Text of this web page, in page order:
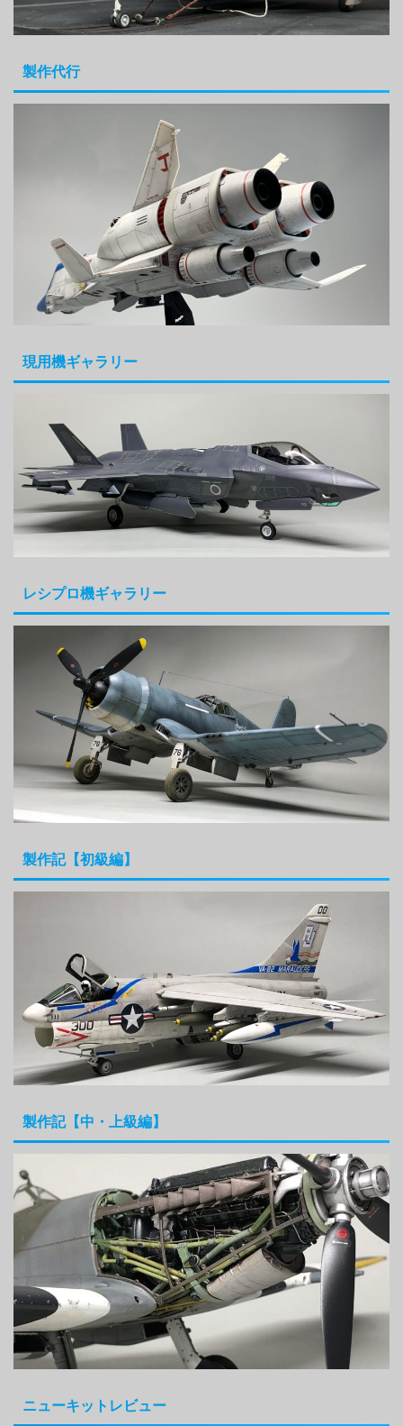
製作代行
現用機ギャラリー
レシプロ機ギャラリー
製作記【初級編】
製作記【中・上級編】
ニューキットレビュー